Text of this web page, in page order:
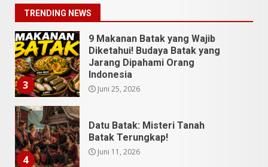
TRENDING NEWS
2
Juli 13, 2026
3
9 Makanan Batak yang Wajib
Diketahui! Budaya Batak yang
Jarang Dipahami Orang
Indonesia
Juni 25, 2026
4
Datu Batak: Misteri Tanah
Batak Terungkap!
Juni 11, 2026